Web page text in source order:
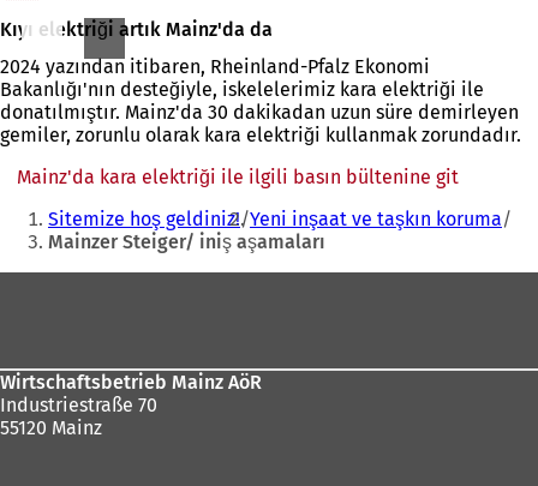
Kıyı elektriği artık Mainz'da da
2024 yazından itibaren, Rheinland-Pfalz Ekonomi
Bakanlığı'nın desteğiyle, iskelelerimiz kara elektriği ile
donatılmıştır. Mainz'da 30 dakikadan uzun süre demirleyen
gemiler, zorunlu olarak kara elektriği kullanmak zorundadır.
Mainz'da kara elektriği ile ilgili basın bültenine git
sekmede
Buradasınız:
Sitemize hoş geldiniz! Yeni inşaat ve taşkın koruma
Mainzer Steiger/ iniş aşamaları
Wirtschaftsbetrieb Mainz AöR
Industriestraße 70
55120 Mainz